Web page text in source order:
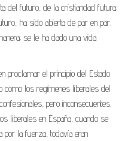
del futuro, de la cristiandad futura:
ha sido abierta de par en par.
se le ha dado una vida
proclamar el principio del Estado
como los regímenes liberales del
pero inconsecuentes.
liberales en España, cuando se
por la fuerza, todavía eran